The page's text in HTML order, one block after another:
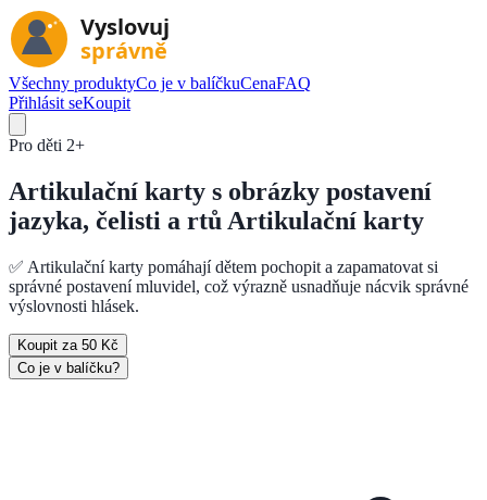
Všechny produktyCo je v balíčkuCenaFAQ
Přihlásit seKoupit
Pro děti 2+
Artikulační karty s obrázky postavení
jazyka, čelisti a rtů Artikulační karty
✅ Artikulační karty pomáhají dětem pochopit a zapamatovat si
správné postavení mluvidel, což výrazně usnadňuje nácvik správné
výslovnosti hlásek.
Koupit za 50 Kč
Co je v balíčku?